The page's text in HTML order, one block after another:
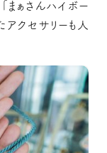
まぁさんハイボー
アクセサリーも人